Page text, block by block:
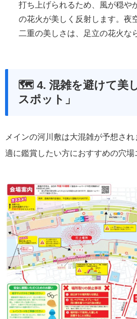
打ち上げられるため、風が穏や
の花火が美しく反射します。夜
二重の美しさは、足立の花火な
🗺️ 4. 混雑を避けて美
スポット」
メインの河川敷は大混雑が予想さ
適に鑑賞したい方におすすめの穴場